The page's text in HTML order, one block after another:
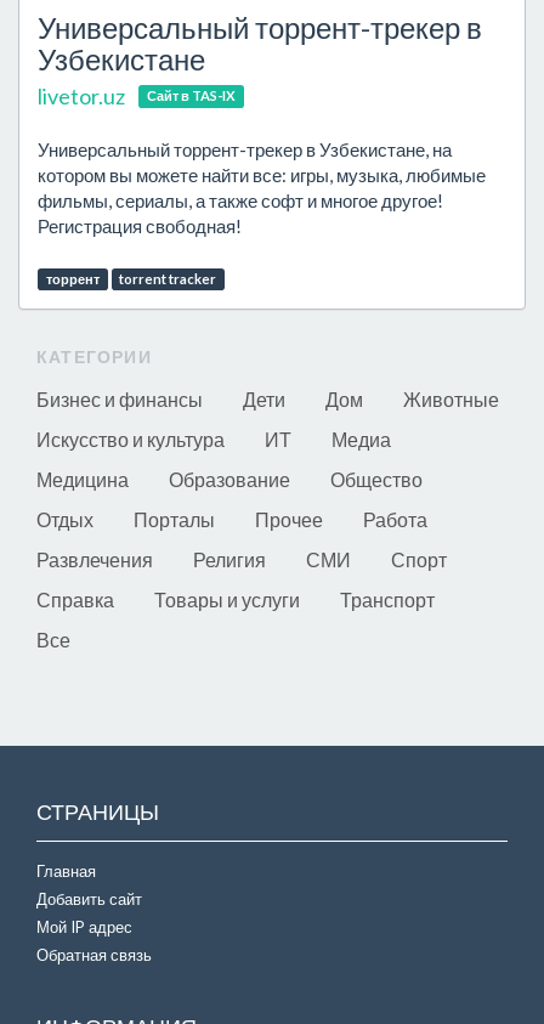
Универсальный торрент-трекер в
Узбекистане
livetor.uz Сайт в TAS-IX
Универсальный торрент-трекер в Узбекистане, на
котором вы можете найти все: игры, музыка, любимые
фильмы, сериалы, а также софт и многое другое!
Регистрация свободная!
торрент torrent tracker
КАТЕГОРИИ
Бизнес и финансы Дети Дом
Животные
Искусство и культура
ИТ
Медиа
Медицина
Образование
Общество
Отдых
Порталы Прочее
Работа
Развлечения
Религия СМИ
Спорт
Справка
Товары и услуги
Транспорт
Все
СТРАНИЦЫ
Главная
Добавить сайт
Мой IP адрес
Обратная связь